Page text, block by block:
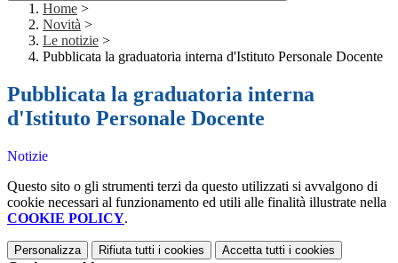
Home >
Novità >
Le notizie >
Pubblicata la graduatoria interna d'Istituto Personale Docente
Pubblicata la graduatoria interna
d'Istituto Personale Docente
Notizie
Questo sito o gli strumenti terzi da questo utilizzati si avvalgono di
cookie necessari al funzionamento ed utili alle finalità illustrate nella
COOKIE POLICY.
Personalizza Rifiuta tutti i cookies Accetta tutti i cookies